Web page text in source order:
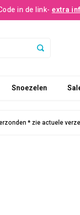
in de link- extra
Snoezelen
* zie actuele